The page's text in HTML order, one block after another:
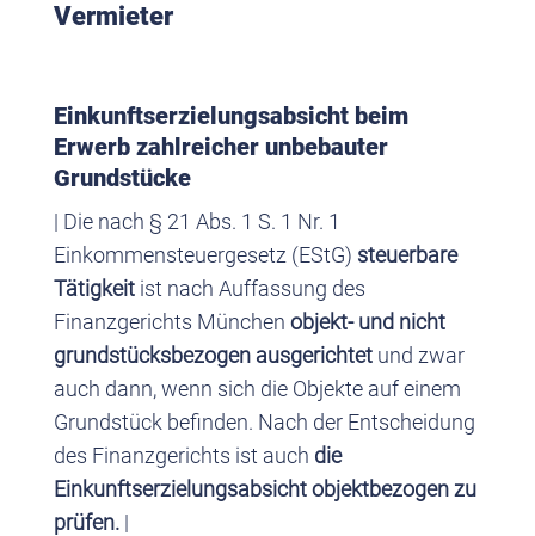
Vermieter
Einkunftserzielungsabsicht beim
Erwerb zahlreicher unbebauter
Grundstücke
| Die nach § 21 Abs. 1 S. 1 Nr. 1
Einkommensteuergesetz (EStG) steuerbare
Tätigkeitist nach Auffassung des
Finanzgerichts München objekt- und nicht
grundstücksbezogen ausgerichtetund zwar
auch dann, wenn sich die Objekte auf einem
Grundstück befinden. Nach der Entscheidung
des Finanzgerichts ist auch die
Einkunftserzielungsabsicht objektbezogen zu
prüfen.|